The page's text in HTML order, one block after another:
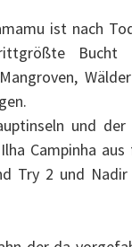
ist nach
Bucht
und
Ilha Campinha
Try 2 und